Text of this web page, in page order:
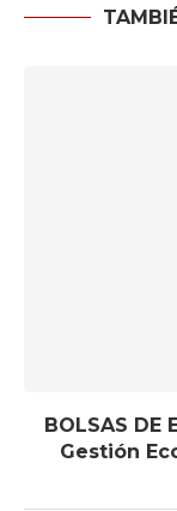
BOLSAS DE
Gestión